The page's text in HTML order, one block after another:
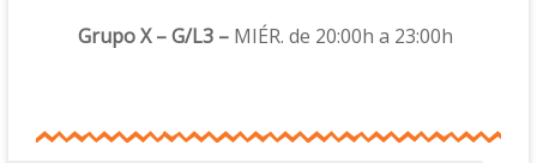
Grupo X – G/L3 – MIÉR. de 20:00h a 23:00h